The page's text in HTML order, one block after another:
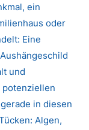
ein
oder
Eine
und
potenziellen
in diesen
Algen,